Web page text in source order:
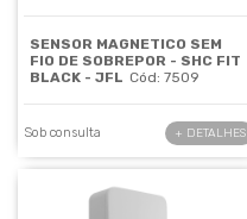
SENSOR MAGNETICO SEM
FIO DE SOBREPOR - SHC FIT
BLACK - JFL Cód: 7509
Sob consulta + DETALHES